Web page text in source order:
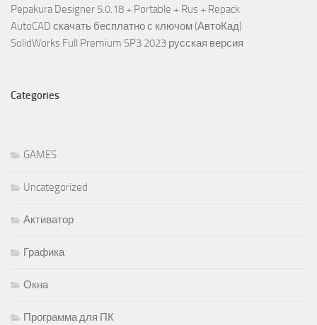
Pepakura Designer 5.0.18 + Portable + Rus + Repack
AutoCAD скачать бесплатно с ключом (АвтоКад)
SolidWorks Full Premium SP3 2023 русская версия
Categories
GAMES
Uncategorized
Активатор
Графика
Окна
Программа для ПК